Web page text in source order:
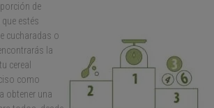
de
estés
cucharadas o
la
cereal
como
obtener una